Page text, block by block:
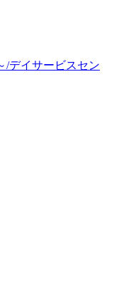
/デイサービスセン